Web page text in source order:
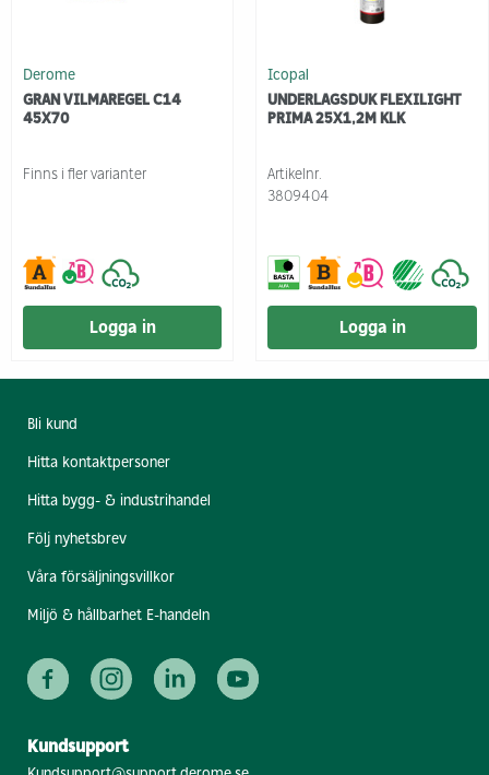
Derome
GRAN VILMAREGEL C14
45X70
Finns i fler varianter
Logga in
Icopal
UNDERLAGSDUK FLEXILIGHT
PRIMA 25X1,2M KLK
Artikelnr.
3809404
Logga in
Bli kund
Hitta kontaktpersoner
Hitta bygg- & industrihandel
Följ nyhetsbrev
Våra försäljningsvillkor
Miljö & hållbarhet E-handeln
Kundsupport